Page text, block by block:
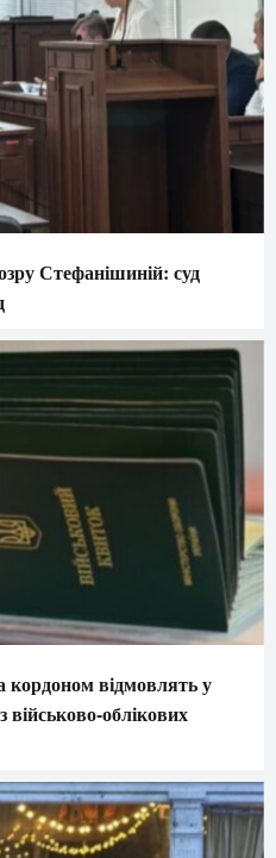
Стефанішиній: суд
кордоном відмовлять у
військово-облікових